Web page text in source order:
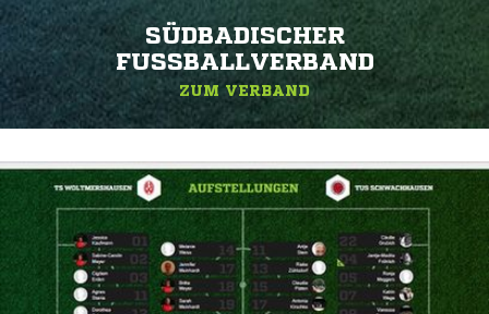
SÜDBADISCHER
FUSSBALLVERBAND
ZUM VERBAND